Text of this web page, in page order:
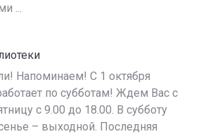
...
Напоминаем! С 1 октября
по субботам! Ждем Вас с
с 9.00 до 18.00. В субботу
– выходной. Последняя